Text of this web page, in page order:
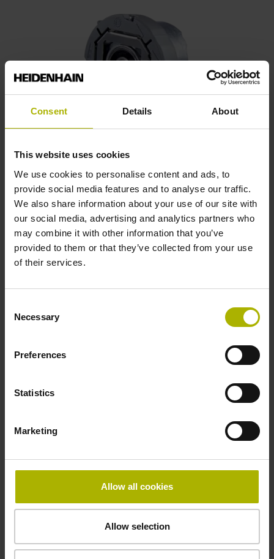
Consent Details About
This website uses cookies
We use cookies to personalise content and ads, to
provide social media features and to analyse our traffic.
We also share information about your use of our site with
our social media, advertising and analytics partners who
may combine it with other information that you’ve
provided to them or that they’ve collected from your use
of their services.
Selection
Necessary
Preferences
Statistics
Marketing
Allow all cookies
Allow selection
ERN 1300：增量式电机编码器
HEIDENHAIN编码器使之成为可能。
LINA 200的更多信息
竖井定位